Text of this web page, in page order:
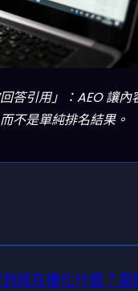
答引用」：AEO 讓內
不是單純排名結果。
底在優化什麼？是